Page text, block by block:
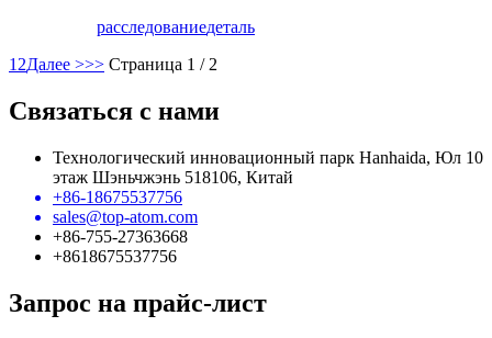
расследованиедеталь
1 2Далее >>> Страница 1 / 2
Связаться с нами
Технологический инновационный парк Hanhaida, Юл 10
этаж Шэньчжэнь 518106, Китай
+86-18675537756
sales@top-atom.com
+86-755-27363668
+8618675537756
Запрос на прайс-лист